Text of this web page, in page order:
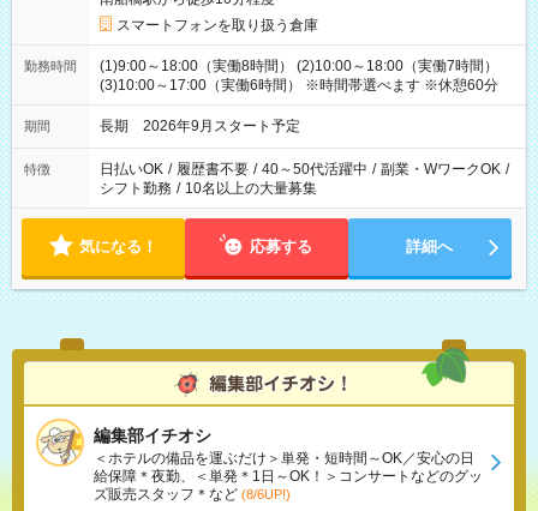
スマートフォンを取り扱う倉庫
勤務時間
(1)9:00～18:00（実働8時間） (2)10:00～18:00（実働7時間）
(3)10:00～17:00（実働6時間） ※時間帯選べます ※休憩60分
期間 長期 2026年9月スタート予定
特徴 日払いOK / 履歴書不要 / 40～50代活躍中 / 副業・WワークOK /
シフト勤務 / 10名以上の大量募集
気になる！ 応募する 詳細へ
編集部イチオシ
＜ホテルの備品を運ぶだけ＞単発・短時間～OK／安心の日
給保障＊夜勤、＜単発＊1日～OK！＞コンサートなどのグッ
ズ販売スタッフ＊など (8/6UP!)